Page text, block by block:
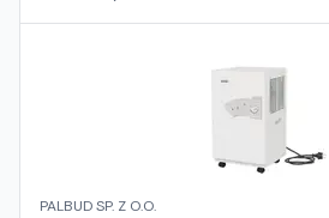
PALBUD SP. Z O.O.